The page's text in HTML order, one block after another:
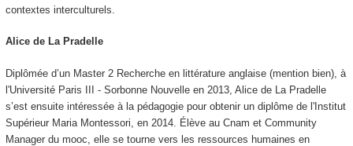
contextes interculturels.
Alice de La Pradelle
Diplômée d’un Master 2 Recherche en littérature anglaise (mention bien), à
l'Université Paris III - Sorbonne Nouvelle en 2013, Alice de La Pradelle
s’est ensuite intéressée à la pédagogie pour obtenir un diplôme de l'Institut
Supérieur Maria Montessori, en 2014. Élève au Cnam et Community
Manager du mooc , elle se tourne vers les ressources humaines en